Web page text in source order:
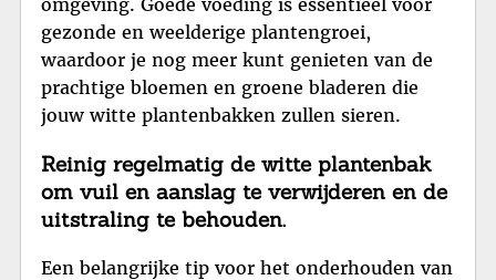
omgeving. Goede voeding is essentieel voor
gezonde en weelderige plantengroei,
waardoor je nog meer kunt genieten van de
prachtige bloemen en groene bladeren die
jouw witte plantenbakken zullen sieren.
Reinig regelmatig de witte plantenbak
om vuil en aanslag te verwijderen en de
uitstraling te behouden.
Een belangrijke tip voor het onderhouden van